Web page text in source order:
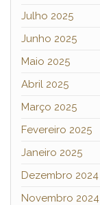
Julho 2025
Junho 2025
Maio 2025
Abril 2025
Março 2025
Fevereiro 2025
Janeiro 2025
Dezembro 2024
Novembro 2024